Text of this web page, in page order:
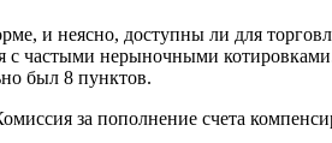
и неясно, доступны ли для
с частыми нерыночными
был 8 пунктов.
за пополнение счета